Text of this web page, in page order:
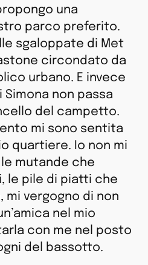
una
parco preferito.
sgaloppate di Met
circondato da
urbano. E invece
Simona non passa
del campetto.
mi sono sentita
quartiere. Io non mi
mutande che
le pile di piatti che
vergogno di non
nel mio
con me nel posto
del bassotto.